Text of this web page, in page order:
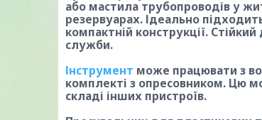
або мастила трубопроводів у
резервуарах. Ідеально
компактній конструкції.
служби.
Інструмент може працювати з
комплекті з опресовником. Цю
складі інших пристроїв.